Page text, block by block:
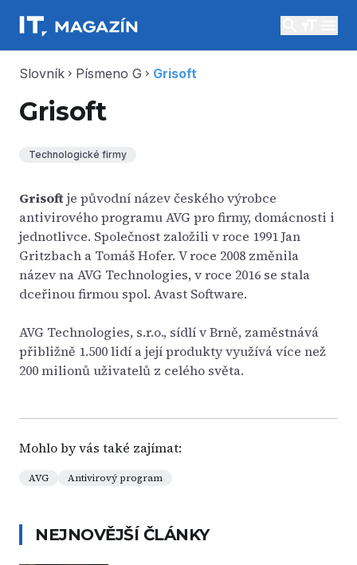
Slovník chevron_right Písmeno G chevron_right Grisoft
Grisoft
Technologické firmy
Grisoftje původní název českého výrobce
antivirového programu AVG pro firmy, domácnosti i
jednotlivce. Společnost založili v roce 1991 Jan
Gritzbach a Tomáš Hofer. V roce 2008 změnila
název na AVG Technologies, v roce 2016 se stala
dceřinou firmou spol. Avast Software.
AVG Technologies, s.r.o., sídlí v Brně, zaměstnává
přibližně 1.500 lidí a její produkty využívá více než
200 milionů uživatelů z celého světa.
Mohlo by vás také zajímat:
AVG Antivirový program
NEJNOVĚJŠÍ ČLÁNKY